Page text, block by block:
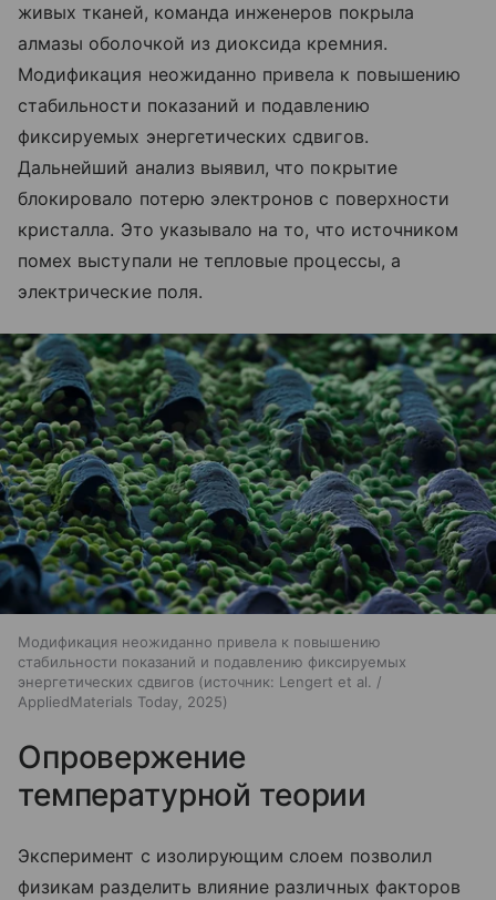
живых тканей, команда инженеров покрыла
алмазы оболочкой из диоксида кремния.
Модификация неожиданно привела к повышению
стабильности показаний и подавлению
фиксируемых энергетических сдвигов.
Дальнейший анализ выявил, что покрытие
блокировало потерю электронов с поверхности
кристалла. Это указывало на то, что источником
помех выступали не тепловые процессы, а
электрические поля.
Модификация неожиданно привела к повышению
стабильности показаний и подавлению фиксируемых
энергетических сдвигов
источник: Lengert et al. /
AppliedMaterials Today, 2025
Опровержение
температурной теории
Эксперимент с изолирующим слоем позволил
физикам разделить влияние различных факторов